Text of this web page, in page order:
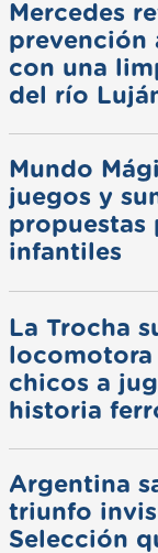
Mercedes
prevención
con una
del río
Mundo
juegos y
propuestas
infantiles
La Trocha
locomotora
chicos a
historia
Argentina
triunfo
Selección